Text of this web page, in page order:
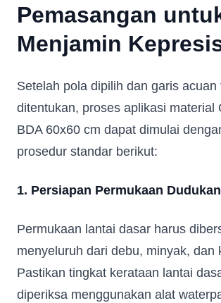
Pemasangan
Menjamin
Setelah pola dipilih dan garis acuan
ditentukan, proses aplikasi material
BDA 60x60 cm dapat dimulai
prosedur standar berikut:
1. Persiapan Permukaan
Permukaan lantai dasar harus
menyeluruh dari debu, minyak, dan
Pastikan tingkat kerataan lantai
diperiksa menggunakan alat